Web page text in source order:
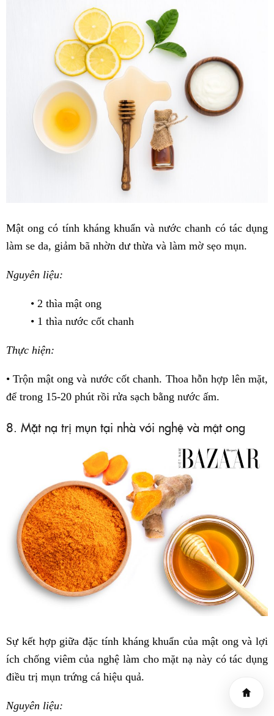
Mật ong có tính kháng khuẩn và nước chanh có tác dụng
làm se da, giảm bã nhờn dư thừa và làm mờ sẹo mụn.
Nguyên liệu:
• 2 thìa mật ong
• 1 thìa nước cốt chanh
Thực hiện:
• Trộn mật ong và nước cốt chanh. Thoa hỗn hợp lên mặt,
để trong 15-20 phút rồi rửa sạch bằng nước ấm.
8. Mặt nạ trị mụn tại nhà với nghệ và mật ong
Sự kết hợp giữa đặc tính kháng khuẩn của mật ong và lợi
ích chống viêm của nghệ làm cho mặt nạ này có tác dụng
điều trị mụn trứng cá hiệu quả.
Nguyên liệu: